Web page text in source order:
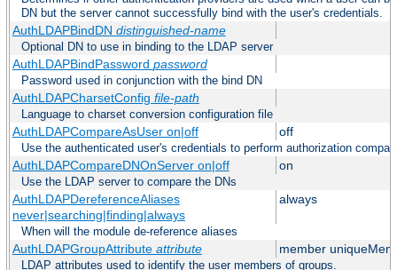
DN but the server cannot successfully bind with the user's credentials.
AuthLDAPBindDN distinguished-name
Optional DN to use in binding to the LDAP server
AuthLDAPBindPassword password
Password used in conjunction with the bind DN
AuthLDAPCharsetConfig file-path
Language to charset conversion configuration file
AuthLDAPCompareAsUser on|off off
Use the authenticated user's credentials to perform authorization
AuthLDAPCompareDNOnServer on|off on
Use the LDAP server to compare the DNs
AuthLDAPDereferenceAliases
never|searching|finding|always
always
When will the module de-reference aliases
AuthLDAPGroupAttribute attribute member
LDAP attributes used to identify the user members of groups.